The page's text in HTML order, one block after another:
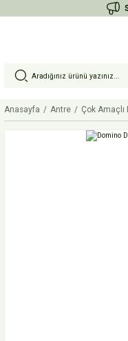
Anasayfa Antre Çok Amaçlı